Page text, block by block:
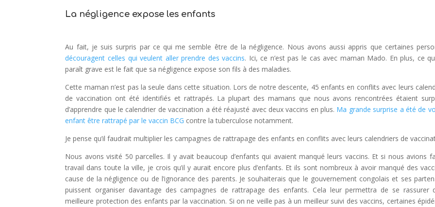
La négligence expose les enfants
Au fait, je suis surpris par ce qui me semble être de la négligence. Nous avons aussi appris que certaines
découragent celles qui veulent aller prendre des vaccins. Ici, ce n’est pas le cas avec maman Mado. En plus, ce
paraît grave est le fait que sa négligence expose son fils à des maladies.
Cette maman n’est pas la seule dans cette situation. Lors de notre descente, 45 enfants en conflits avec leurs
de vaccination ont été identifiés et rattrapés. La plupart des mamans que nous avons rencontrées étaient
d’apprendre que le calendrier de vaccination a été réajusté avec deux vaccins en plus. Ma grande surprise a été de
enfant être rattrapé par le vaccin BCG contre la tuberculose notamment.
Je pense qu’il faudrait multiplier les campagnes de rattrapage des enfants en conflits avec leurs calendriers de
Nous avons visité 50 parcelles. Il y avait beaucoup d’enfants qui avaient manqué leurs vaccins. Et si nous avions
travail dans toute la ville, je crois qu’il y aurait encore plus d’enfants. Et ils sont nombreux à avoir manqué des
cause de la négligence ou de l’ignorance des parents. Je souhaiterais que le gouvernement congolais et ses
puissent organiser davantage des campagnes de rattrapage des enfants. Cela leur permettra de se rassurer
meilleure protection des enfants par la vaccination. Si on ne veille pas à un meilleur suivi des vaccins, certaines